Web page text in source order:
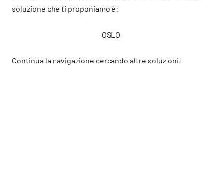
soluzione che ti proponiamo è:
OSLO
Continua la navigazione cercando altre soluzioni!